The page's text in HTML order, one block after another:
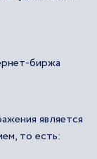
биржа
является
то есть: